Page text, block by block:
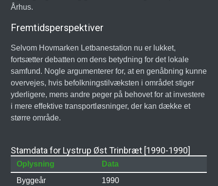
Århus.
Fremtidsperspektiver
Selvom Hovmarken Letbanestation nu er lukket,
fortsætter debatten om dens betydning for det lokale
samfund. Nogle argumenterer for, at en genåbning kunne
overvejes, hvis befolkningstilvæksten i området stiger
yderligere, mens andre peger på behovet for at investere
i mere effektive transportløsninger, der kan dække et
større område.
Stamdata for Lystrup Øst Trinbræt [1990-1990]
Oplysning
Data
Byggeår
1990